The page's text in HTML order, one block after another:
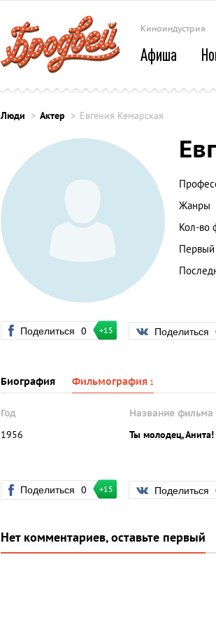
Киноиндустрия
Афиша
Люди Актер Евгения Кемарская
Жанры
Кол-во
Поделиться 0 +15 Поделиться
Биография Фильмография 1
Год Название фильма
1956 Ты молодец, Анита!
Поделиться 0 +15 Поделиться
Нет комментариев, оставьте первый